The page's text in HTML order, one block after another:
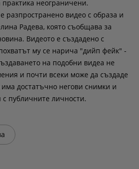
неограничени.
разпространено видео с образа и
Радева, която съобщава за
Видеото е създадено с
му се нарича "дийп фейк" -
на подобни видеа не
и почти всеки може да създаде
има достатъчно негови снимки и
с публичните личности.